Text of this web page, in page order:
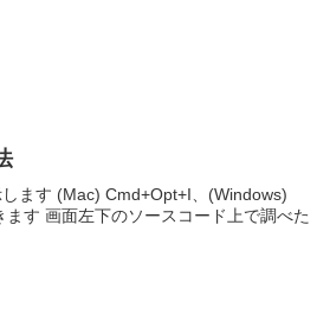
ます (Mac) Cmd+Opt+I、(Windows)
す 画面左下のソースコード上で調べた